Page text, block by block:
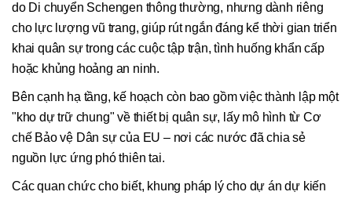
do Di chuyển Schengen thông thường, nhưng dành riêng
cho lực lượng vũ trang, giúp rút ngắn đáng kể thời gian triển
khai quân sự trong các cuộc tập trận, tình huống khẩn cấp
hoặc khủng hoảng an ninh.
Bên cạnh hạ tầng, kế hoạch còn bao gồm việc thành lập một
"kho dự trữ chung" về thiết bị quân sự, lấy mô hình từ Cơ
chế Bảo vệ Dân sự của EU – nơi các nước đã chia sẻ
nguồn lực ứng phó thiên tai.
Các quan chức cho biết, khung pháp lý cho dự án dự kiến